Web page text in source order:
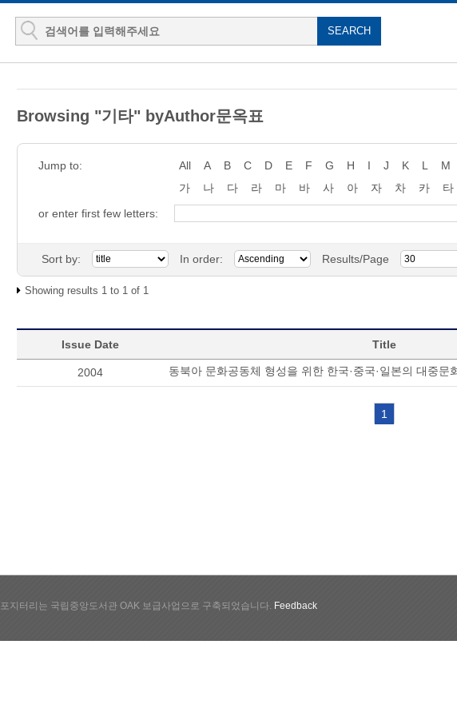
Browsing "기타" byAuthor문옥표
Jump to: All A B C D E F G H I J K L M
가
나 다 라 마 바 사 아 자 차 카 타
or enter first few letters:
Sort by: In order: Results/Page
Showing results 1 to 1 of 1
Issue Date Title
2004 동북아 문화공동체 형성을 위한 한국·중국·일본의 대중문
1
지터리는 국립중앙도서관 OAK 보급사업으로 구축되었습니다. Feedback